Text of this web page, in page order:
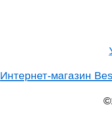
Интернет-магазин